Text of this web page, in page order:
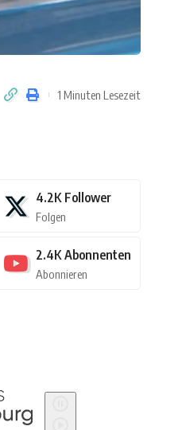
1 Minuten Lesezeit
4.2K Follower
Folgen
2.4K Abonnenten
Abonnieren